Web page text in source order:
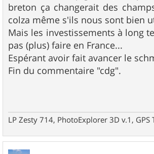
breton ça changerait des
colza même s'ils nous sont bien
Mais les investissements à long
pas (plus) faire en France...
Espérant avoir fait avancer le
Fin du commentaire "cdg".
LP Zesty 714, PhotoExplorer 3D v.1, GPS